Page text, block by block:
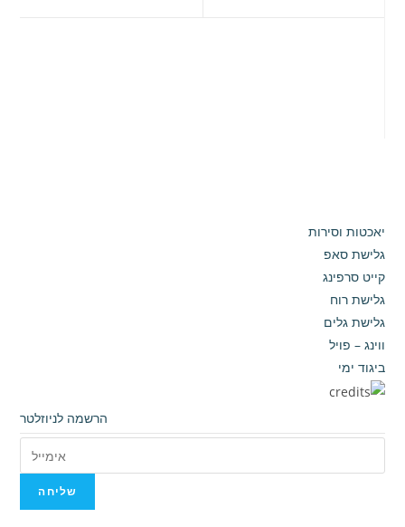
יאכטות וסירות
גלישת סאפ
קייט סרפינג
גלישת רוח
גלישת גלים
ווינג – פויל
ביגוד ימי
הרשמה לניוזלטר